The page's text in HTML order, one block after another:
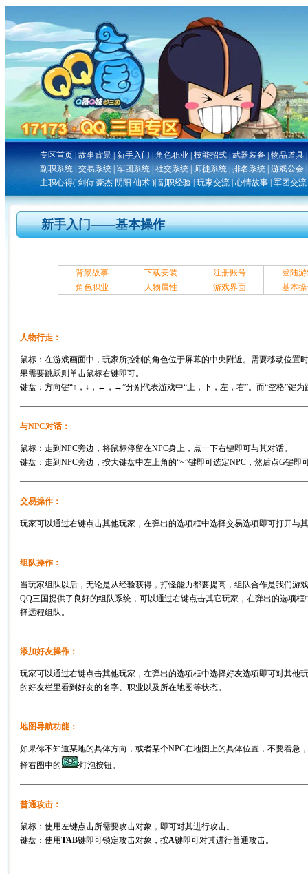
专区首页 |故事背景|新手入门|角色职业|技能招式|武器装备|物品道具
副职系统 交易系统 军团系统 社交系统 师徒系统 排名系统 游戏公会
主职心得(剑侍 豪杰 阴阳 仙术)|副职经验|玩家交流|心情故事|军团交流
新手入门――基本操作
背景故事 下载安装 注册账号
登陆游
角色职业
人物属性 游戏界面 基本操
人物行走：
鼠标：在游戏画面中，玩家所控制的角色位于屏幕的中央附近。需要移动位置
果需要跳跃则单击鼠标右键即可。
键盘：方向键“↑，↓，←，→”分别代表游戏中“上，下，左，右”。而“空格”键为
与NPC对话：
鼠标：走到NPC旁边，将鼠标停留在NPC身上，点一下右键即可与其对话。
键盘：走到NPC旁边，按大键盘中左上角的“~”键即可选定NPC，然后点G键即
交易操作：
玩家可以通过右键点击其他玩家，在弹出的选项框中选择交易选项即可打开与
组队操作：
当玩家组队以后，无论是从经验获得，打怪能力都要提高，组队合作是我们游
QQ三国提供了良好的组队系统，可以通过右键点击其它玩家，在弹出的选项
择远程组队。
添加好友操作：
玩家可以通过右键点击其他玩家，在弹出的选项框中选择好友选项即可对其他
的好友栏里看到好友的名字、职业以及所在地图等状态。
地图导航功能：
如果你不知道某地的具体方向，或者某个NPC在地图上的具体位置，不要着急
择右图中的
灯泡按钮。
普通攻击：
鼠标：使用左键点击所需要攻击对象，即可对其进行攻击。
键盘：使用TAB键即可锁定攻击对象，按A键即可对其进行普通攻击。